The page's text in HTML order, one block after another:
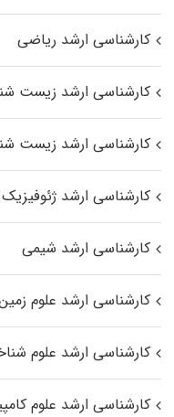
کارشناسی ارشد ریاضی
کارشناسی ارشد زیست‌
کارشناسی ارشد زیست‌
کارشناسی ارشد
کارشناسی ارشد شیمی
کارشناسی ارشد علوم
کارشناسی ارشد علوم
کارشناسی ارشد علوم